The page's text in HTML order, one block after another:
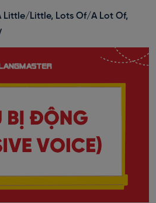
Little/Little, Lots Of/A Lot Of,